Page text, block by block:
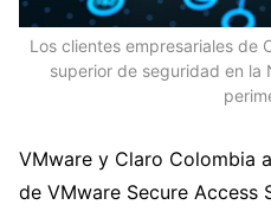
Los clientes empresariales de
superior de seguridad en la
VMware y Claro Colombia
de VMware Secure Access